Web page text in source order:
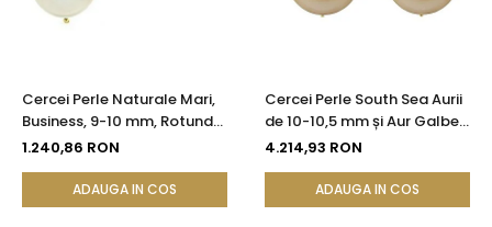
Cercei Perle Naturale Mari,
Business, 9-10 mm, Rotunde
AAA, Aur 14K (aur 585) |
1.240,86 RON
ADAUGA IN COS
Cercei Perle South Sea Aurii
de 10-10,5 mm și Aur Galben
14K, Forma Rotundă |
4.214,93 RON
ADAUGA IN COS